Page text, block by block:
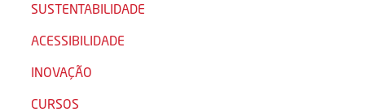
SUSTENTABILIDADE
ACESSIBILIDADE
INOVAÇÃO
CURSOS